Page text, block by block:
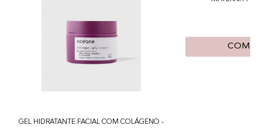
GEL HIDRATANTE FACIAL COM COLÁGENO -